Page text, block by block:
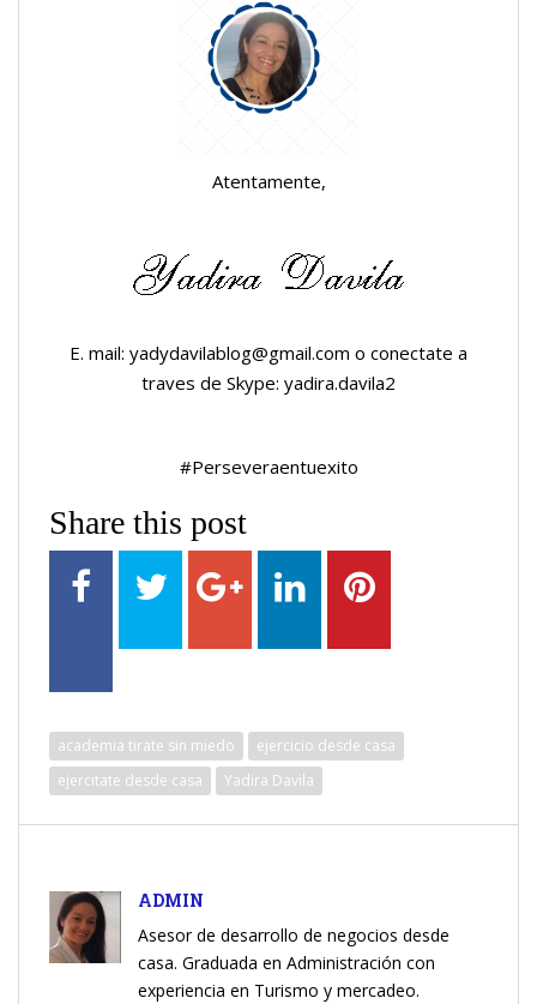
Atentamente,
E. mail: yadydavilablog@gmail.com o conectate a
traves de Skype: yadira.davila2
#Perseveraentuexito
Share this post
academia tirate sin miedo
ejercicio desde casa
ejercitate desde casa
Yadira Davila
ADMIN
Asesor de desarrollo de negocios desde
casa. Graduada en Administración con
experiencia en Turismo y mercadeo.